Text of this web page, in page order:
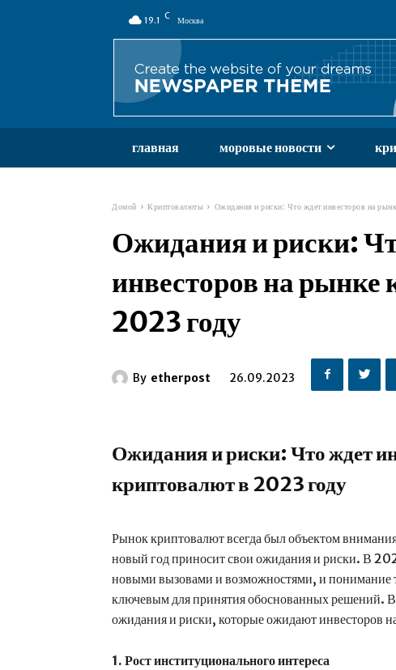
19.1 C Москва
главная моровые новости
Домой Криптовалюты Ожидания и риски: Что ждет инвесторов на
Ожидания и риски:
инвесторов на рынке
2023 году
By etherpost 26.09.2023
Ожидания и риски: Что ждет
криптовалют в 2023 году
Рынок криптовалют всегда был объектом
новый год приносит свои ожидания и риски. В
новыми вызовами и возможностями, и понимание
ключевым для принятия обоснованных решений. В
ожидания и риски, которые ожидают инвесторов
1. Рост институционального интереса